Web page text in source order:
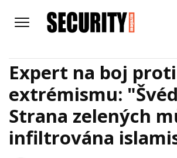
Expert na boj proti
extrémismu:
Strana zelených
infiltrována